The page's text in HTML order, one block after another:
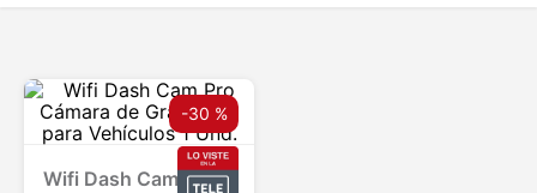
-30 %
Wifi Dash Cam Pro